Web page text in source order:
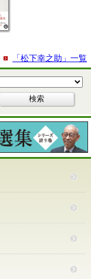
「松下幸之助」一覧